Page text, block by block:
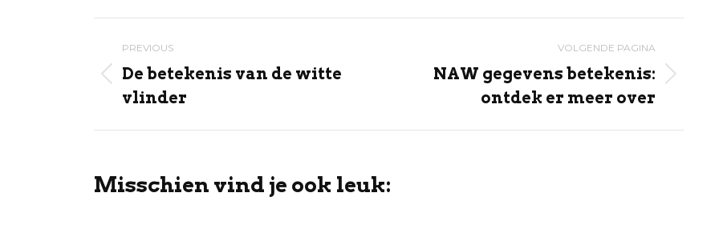
navigation
PREVIOUS
Previous
post:
De betekenis van de witte
vlinder
VOLGENDE PAGINA
Volgende
NAW gegevens betekenis:
ontdek er meer over
Misschien vind je ook leuk: